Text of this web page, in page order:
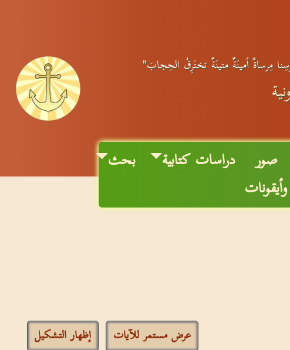
مِرساةٌ أمينَةٌ متينَةٌ تختَرِقُ الحِجابَ"
صور
وأيقونات
دراسات كتابية بحث
عرض مستمر للآيات إظهار التشكيل